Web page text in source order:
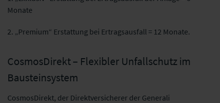
Monate
2. „Premium“ Erstattung bei Ertragsausfall = 12 Monate.
CosmosDirekt – Flexibler Unfallschutz im
Bausteinsystem
CosmosDirekt, der Direktversicherer der Generali